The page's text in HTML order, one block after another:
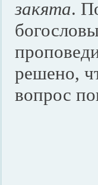
закята.
решено,
вопрос